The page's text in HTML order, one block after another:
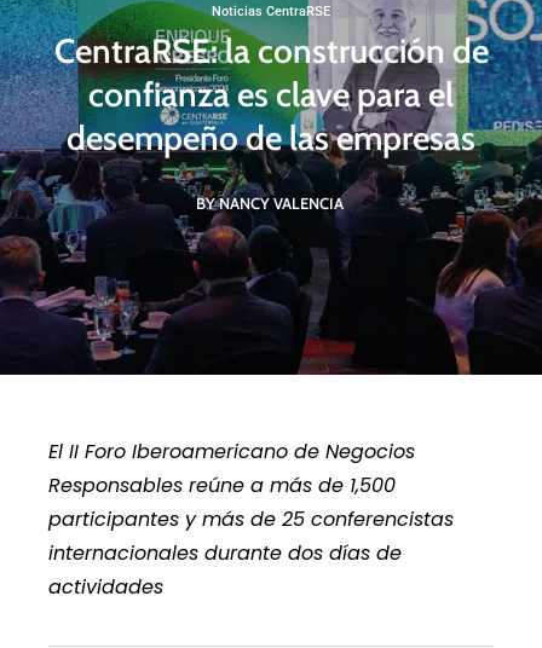
Noticias CentraRSE
CentraRSE: la construcción de
confianza es clave para el
desempeño de las empresas
BY NANCY VALENCIA
El II Foro Iberoamericano de Negocios
Responsables reúne a más de 1,500
participantes y más de 25 conferencistas
internacionales durante dos días de
actividades